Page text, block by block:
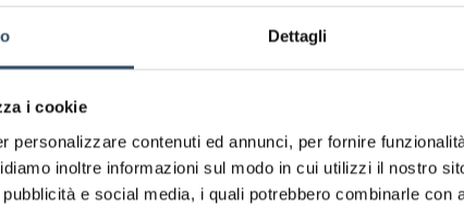
Dettagli
i cookie
personalizzare contenuti ed annunci, per fornire
inoltre informazioni sul modo in cui utilizzi il nostro
e social media, i quali potrebbero combinarle con
Pressione di esercizio
Temperatura massima di esercizio
Temperatura minima di esercizio